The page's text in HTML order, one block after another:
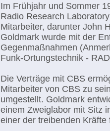
Im Frühjahr und Sommer
Radio Research
Mitarbeiter, darunter John
Goldmark wurde mit der
Gegenmaßnahmen
Funk-Ortungstechnik -
Die Verträge mit CBS
Mitarbeiter von CBS zu
umgestellt. Goldmark
einem Zweiglabor mit Sitz
einer der treibenden Kräfte